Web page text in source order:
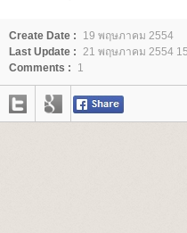
Create Date :
19 พฤษภาคม 2554
Last Update : 21 พฤษภาคม 2554
Comments :
1